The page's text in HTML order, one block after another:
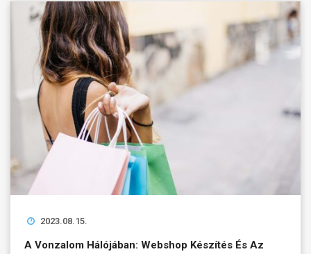
2023.08.15.
A Vonzalom Hálójában: Webshop Készítés És Az